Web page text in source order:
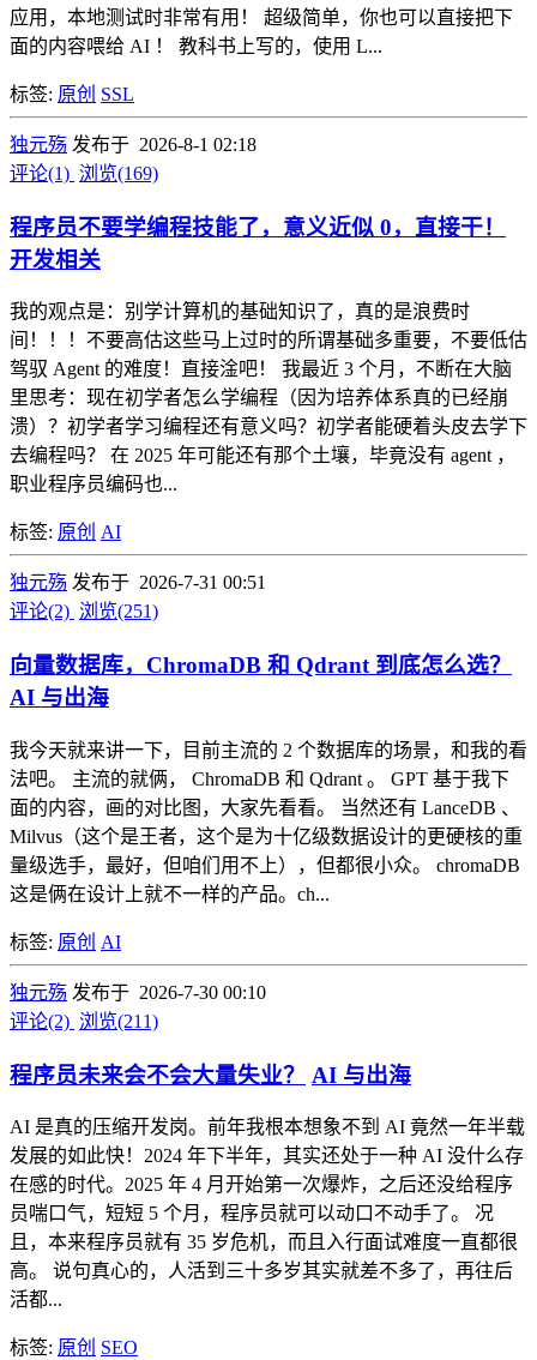
应用，本地测试时非常有用！ 超级简单，你也可以直接把下
面的内容喂给 AI ！ 教科书上写的，使用 L...
标签: 原创 SSL
独元殇 发布于 2026-8-1 02:18
评论(1) 浏览(169)
程序员不要学编程技能了，意义近似 0，直接干！
开发相关
我的观点是：别学计算机的基础知识了，真的是浪费时
间！！！不要高估这些马上过时的所谓基础多重要，不要低估
驾驭 Agent 的难度！直接淦吧！ 我最近 3 个月，不断在大脑
里思考：现在初学者怎么学编程（因为培养体系真的已经崩
溃）？初学者学习编程还有意义吗？初学者能硬着头皮去学下
去编程吗？ 在 2025 年可能还有那个土壤，毕竟没有 agent ，
职业程序员编码也...
标签: 原创 AI
独元殇 发布于 2026-7-31 00:51
评论(2) 浏览(251)
向量数据库，ChromaDB 和 Qdrant 到底怎么选？
AI 与出海
我今天就来讲一下，目前主流的 2 个数据库的场景，和我的看
法吧。 主流的就俩， ChromaDB 和 Qdrant 。 GPT 基于我下
面的内容，画的对比图，大家先看看。 当然还有 LanceDB 、
Milvus（这个是王者，这个是为十亿级数据设计的更硬核的重
量级选手，最好，但咱们用不上），但都很小众。 chromaDB
这是俩在设计上就不一样的产品。ch...
标签: 原创 AI
独元殇 发布于 2026-7-30 00:10
评论(2) 浏览(211)
程序员未来会不会大量失业？ AI 与出海
AI 是真的压缩开发岗。前年我根本想象不到 AI 竟然一年半载
发展的如此快！2024 年下半年，其实还处于一种 AI 没什么存
在感的时代。2025 年 4 月开始第一次爆炸，之后还没给程序
员喘口气，短短 5 个月，程序员就可以动口不动手了。 况
且，本来程序员就有 35 岁危机，而且入行面试难度一直都很
高。 说句真心的，人活到三十多岁其实就差不多了，再往后
活都...
标签: 原创 SEO